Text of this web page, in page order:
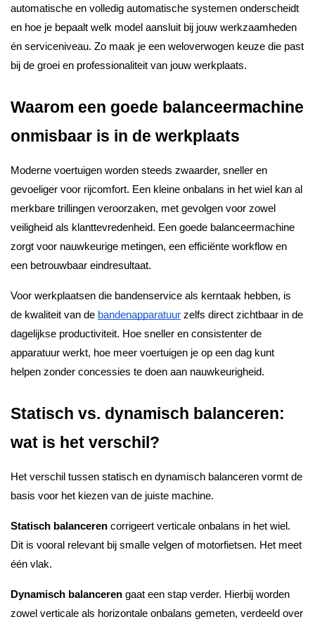
automatische en volledig automatische systemen onderscheidt
en hoe je bepaalt welk model aansluit bij jouw werkzaamheden
én serviceniveau. Zo maak je een weloverwogen keuze die past
bij de groei en professionaliteit van jouw werkplaats.
Waarom een goede balanceermachine
onmisbaar is in de werkplaats
Moderne voertuigen worden steeds zwaarder, sneller en
gevoeliger voor rijcomfort. Een kleine onbalans in het wiel kan al
merkbare trillingen veroorzaken, met gevolgen voor zowel
veiligheid als klanttevredenheid. Een goede balanceermachine
zorgt voor nauwkeurige metingen, een efficiënte workflow en
een betrouwbaar eindresultaat.
Voor werkplaatsen die bandenservice als kerntaak hebben, is
de kwaliteit van de bandenapparatuur zelfs direct zichtbaar in de
dagelijkse productiviteit. Hoe sneller en consistenter de
apparatuur werkt, hoe meer voertuigen je op een dag kunt
helpen zonder concessies te doen aan nauwkeurigheid.
Statisch vs. dynamisch balanceren:
wat is het verschil?
Het verschil tussen statisch en dynamisch balanceren vormt de
basis voor het kiezen van de juiste machine.
Statisch balanceren corrigeert verticale onbalans in het wiel.
Dit is vooral relevant bij smalle velgen of motorfietsen. Het meet
één vlak.
Dynamisch balanceren gaat een stap verder. Hierbij worden
zowel verticale als horizontale onbalans gemeten, verdeeld over